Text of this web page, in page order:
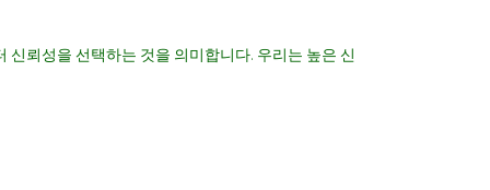
신뢰성을 선택하는 것을 의미합니다. 우리는 높은 신